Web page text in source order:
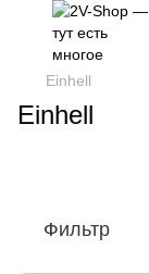
Einhell
Einhell
Фильтр